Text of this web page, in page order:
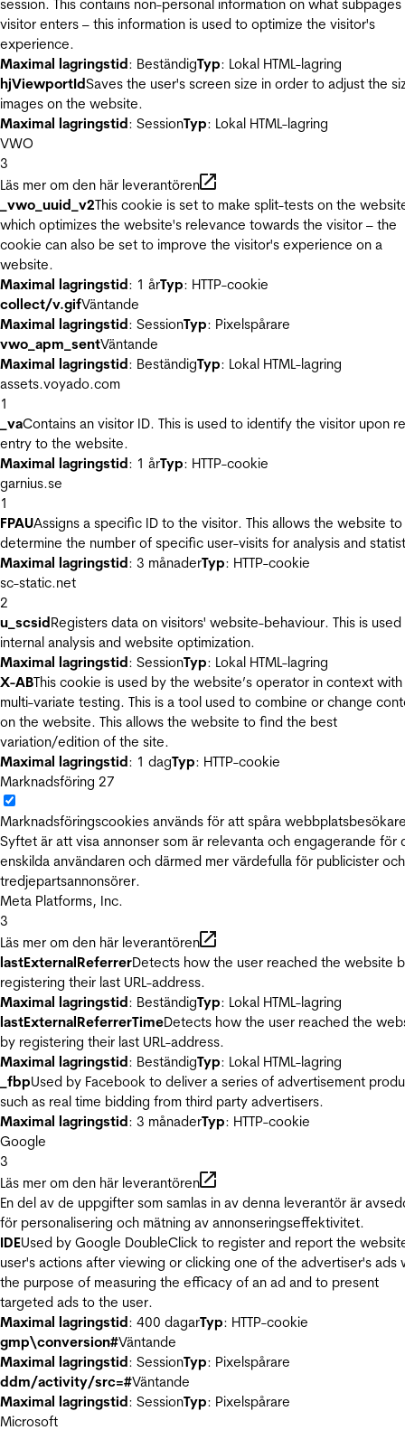
session. This contains non-personal information on what
visitor enters – this information is used to optimize the visitor's
experience.
Maximal lagringstid: BeständigTyp: Lokal HTML-lagring
hjViewportIdSaves the user's screen size in order to adjust the
images on the website.
Maximal lagringstid: SessionTyp: Lokal HTML-lagring
VWO
3
Läs mer om den här leverantören
_vwo_uuid_v2This cookie is set to make split-tests on the
which optimizes the website's relevance towards the visitor – the
cookie can also be set to improve the visitor's experience on a
website.
Maximal lagringstid: 1 årTyp: HTTP-cookie
collect/v.gifVäntande
Maximal lagringstid: SessionTyp: Pixelspårare
vwo_apm_sentVäntande
Maximal lagringstid: BeständigTyp: Lokal HTML-lagring
assets.voyado.com
1
_vaContains an visitor ID. This is used to identify the visitor upon
entry to the website.
Maximal lagringstid: 1 årTyp: HTTP-cookie
garnius.se
1
FPAUAssigns a specific ID to the visitor. This allows the website to
determine the number of specific user-visits for analysis and
Maximal lagringstid: 3 månaderTyp: HTTP-cookie
sc-static.net
2
u_scsidRegisters data on visitors' website-behaviour. This is
internal analysis and website optimization.
Maximal lagringstid: SessionTyp: Lokal HTML-lagring
X-ABThis cookie is used by the website’s operator in context with
multi-variate testing. This is a tool used to combine or change
on the website. This allows the website to find the best
variation/edition of the site.
Maximal lagringstid: 1 dagTyp: HTTP-cookie
Marknadsföring 27
Marknadsföringscookies används för att spåra
Syftet är att visa annonser som är relevanta och engagerande för
enskilda användaren och därmed mer värdefulla för publicister och
tredjepartsannonsörer.
Meta Platforms, Inc.
3
Läs mer om den här leverantören
lastExternalReferrerDetects how the user reached the website
registering their last URL-address.
Maximal lagringstid: BeständigTyp: Lokal HTML-lagring
lastExternalReferrerTimeDetects how the user reached the
by registering their last URL-address.
Maximal lagringstid: BeständigTyp: Lokal HTML-lagring
_fbpUsed by Facebook to deliver a series of advertisement
such as real time bidding from third party advertisers.
Maximal lagringstid: 3 månaderTyp: HTTP-cookie
Google
3
Läs mer om den här leverantören
En del av de uppgifter som samlas in av denna leverantör är
för personalisering och mätning av annonseringseffektivitet.
IDEUsed by Google DoubleClick to register and report the
user's actions after viewing or clicking one of the advertiser's ads
the purpose of measuring the efficacy of an ad and to present
targeted ads to the user.
Maximal lagringstid: 400 dagarTyp: HTTP-cookie
gmp\conversion#Väntande
Maximal lagringstid: SessionTyp: Pixelspårare
ddm/activity/src=#Väntande
Maximal lagringstid: SessionTyp: Pixelspårare
Microsoft